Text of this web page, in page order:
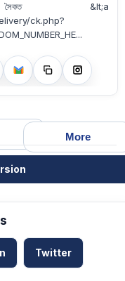
&lt;a
ck.php?
More
Twitter